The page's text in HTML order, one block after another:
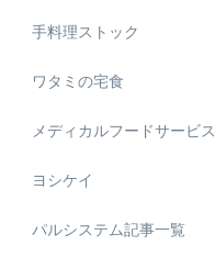
手料理ストック
ワタミの宅食
メディカルフードサービス
ヨシケイ
パルシステム記事一覧